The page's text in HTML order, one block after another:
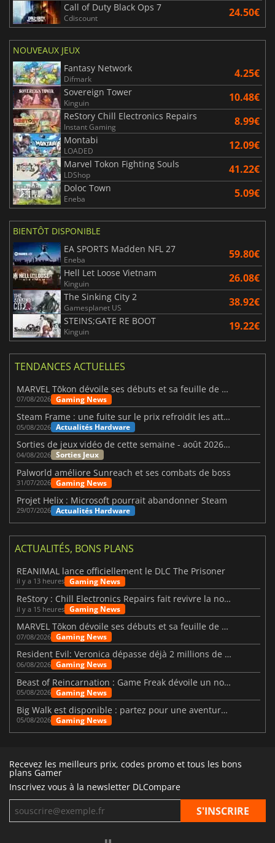
Call of Duty Black Ops 7
Cdiscount 24.50€
NOUVEAUX JEUX
Fantasy Network
Difmark 4.25€
Sovereign Tower
Kinguin 10.48€
ReStory Chill Electronics Repairs
Instant Gaming 8.99€
Montabi
LOADED 12.09€
Marvel Tokon Fighting Souls
LDShop 41.22€
Doloc Town
Eneba 5.09€
BIENTÔT DISPONIBLE
EA SPORTS Madden NFL 27
Eneba 59.80€
Hell Let Loose Vietnam
Kinguin 26.08€
The Sinking City 2
Gamesplanet US 38.92€
STEINS;GATE RE BOOT
Kinguin 19.22€
TENDANCES ACTUELLES
MARVEL Tōkon dévoile ses débuts et sa feuille de route
07/08/2026 Gaming News
Steam Frame : une fuite sur le prix refroidit les attentes VR
05/08/2026 Actualités Hardware
Sorties de jeux vidéo de cette semaine - août 2026 (semaine 32)
04/08/2026 Sorties Jeux
Palworld améliore Sunreach et ses combats de boss
31/07/2026 Gaming News
Projet Helix : Microsoft pourrait abandonner Steam
29/07/2026 Actualités Hardware
ACTUALITÉS, BONS PLANS
REANIMAL lance officiellement le DLC The Prisoner
il y a 13 heures Gaming News
ReStory : Chill Electronics Repairs fait revivre la nostalgie des années 2000
il y a 15 heures Gaming News
MARVEL Tōkon dévoile ses débuts et sa feuille de route
07/08/2026 Gaming News
Resident Evil: Veronica dépasse déjà 2 millions de wishlists
06/08/2026 Gaming News
Beast of Reincarnation : Game Freak dévoile un nouveau pari
05/08/2026 Gaming News
Big Walk est disponible : partez pour une aventure entre amis
05/08/2026 Gaming News
Recevez les meilleurs prix, codes promo et tous les bons
plans Gamer
Inscrivez vous à la newsletter DLCompare